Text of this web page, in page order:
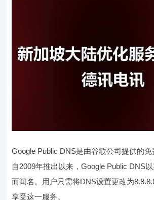
Google Public DNS是由谷歌公司提供的免
自2009年推出以来，Google Public DNS
而闻名。用户只需将DNS设置更改为
享受这一服务。